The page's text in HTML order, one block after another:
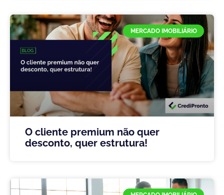
MERCADO IMOBILIÁRIO
O cliente premium não quer
desconto, quer estrutura!